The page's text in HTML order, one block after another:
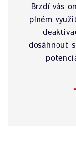
Brzdí vás
plném
dosáhnout